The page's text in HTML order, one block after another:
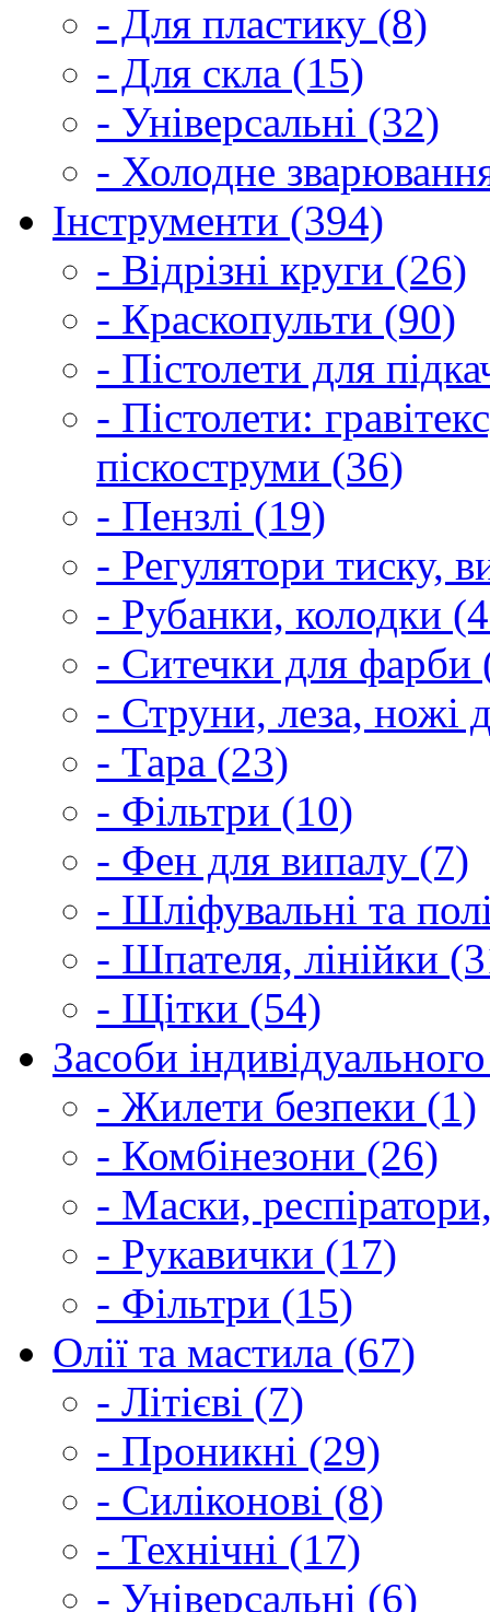
- Для пластику (8)
- Для скла (15)
- Універсальні (32)
- Холодне
Інструменти (394)
- Відрізні круги (26)
- Краскопульти (90)
- Пістолети для
- Пістолети:
піскоструми (36)
- Пензлі (19)
- Регулятори тиску,
- Рубанки, колодки
- Ситечки для фарби
- Струни, леза, ножі
- Тара (23)
- Фільтри (10)
- Фен для випалу (7)
- Шліфувальні та
- Шпателя, лінійки
- Щітки (54)
Засоби
- Жилети безпеки (1)
- Комбінезони (26)
- Маски,
- Рукавички (17)
- Фільтри (15)
Олії та мастила (67)
- Літієві (7)
- Проникні (29)
- Силіконові (8)
- Технічні (17)
- Універсальні (6)